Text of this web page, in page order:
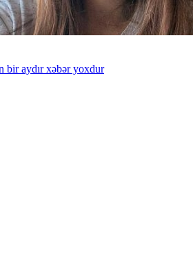
bir aydır xəbər yoxdur